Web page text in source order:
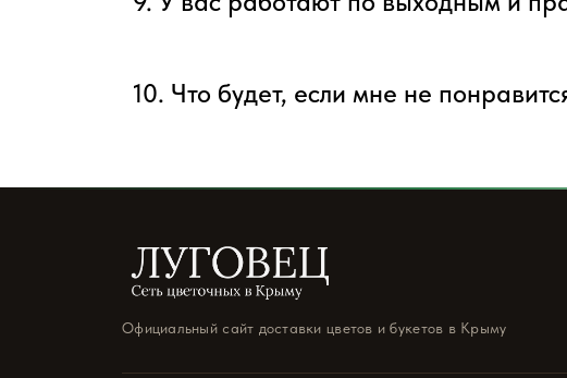
10. Что будет, если мне не
Официальный сайт доставки цветов и букетов в Крыму